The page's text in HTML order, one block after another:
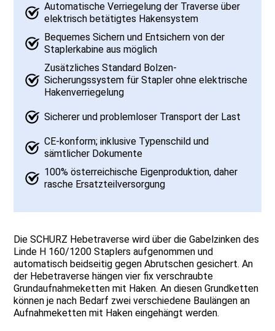
Automatische Verriegelung der Traverse über
elektrisch betätigtes Hakensystem
Bequemes Sichern und Entsichern von der
Staplerkabine aus möglich
Zusätzliches Standard Bolzen-
Sicherungssystem für Stapler ohne elektrische
Hakenverriegelung
Sicherer und problemloser Transport der Last
CE-konform; inklusive Typenschild und
sämtlicher Dokumente
100% österreichische Eigenproduktion, daher
rasche Ersatzteilversorgung
Die SCHURZ Hebetraverse wird über die Gabelzinken des
Linde H 160/1200 Staplers aufgenommen und
automatisch beidseitig gegen Abrutschen gesichert. An
der Hebetraverse hängen vier fix verschraubte
Grundaufnahmeketten mit Haken. An diesen Grundketten
können je nach Bedarf zwei verschiedene Baulängen an
Aufnahmeketten mit Haken eingehängt werden.